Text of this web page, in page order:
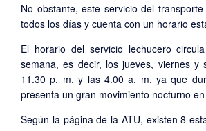
No obstante, este servicio del
todos los días y cuenta con un horario
El horario del servicio lechucero
semana, es decir, los jueves, viernes y
11.30 p. m. y las 4.00 a. m. ya que
presenta un gran movimiento nocturno
Según la página de la ATU, existen 8